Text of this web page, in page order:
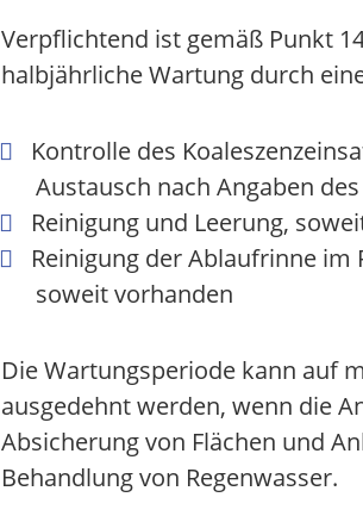
Verpflichtend ist gemäß Punkt
halbjährliche Wartung durch
Kontrolle des
Austausch nach Angaben
Reinigung und Leerung,
Reinigung der Ablaufrinne
soweit vorhanden
Die Wartungsperiode kann auf
ausgedehnt werden, wenn die
Absicherung von Flächen und
Behandlung von Regenwasser.